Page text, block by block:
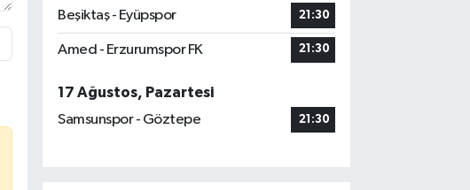
Beşiktaş - Eyüpspor 21:30
Amed - Erzurumspor FK 21:30
17 Ağustos, Pazartesi
Samsunspor - Göztepe
21:30